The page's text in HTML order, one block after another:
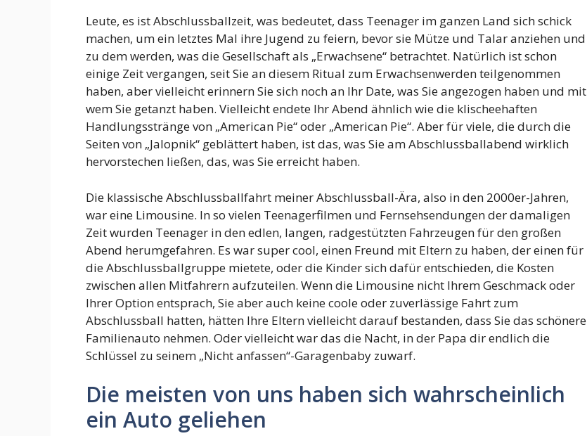
Leute, es ist Abschlussballzeit, was bedeutet, dass Teenager im ganzen Land sich schick
machen, um ein letztes Mal ihre Jugend zu feiern, bevor sie Mütze und Talar anziehen und
zu dem werden, was die Gesellschaft als „Erwachsene“ betrachtet. Natürlich ist schon
einige Zeit vergangen, seit Sie an diesem Ritual zum Erwachsenwerden teilgenommen
haben, aber vielleicht erinnern Sie sich noch an Ihr Date, was Sie angezogen haben und mit
wem Sie getanzt haben. Vielleicht endete Ihr Abend ähnlich wie die klischeehaften
Handlungsstränge von „American Pie“ oder „American Pie“. Aber für viele, die durch die
Seiten von „Jalopnik“ geblättert haben, ist das, was Sie am Abschlussballabend wirklich
hervorstechen ließen, das, was Sie erreicht haben.
Die klassische Abschlussballfahrt meiner Abschlussball-Ära, also in den 2000er-Jahren,
war eine Limousine. In so vielen Teenagerfilmen und Fernsehsendungen der damaligen
Zeit wurden Teenager in den edlen, langen, radgestützten Fahrzeugen für den großen
Abend herumgefahren. Es war super cool, einen Freund mit Eltern zu haben, der einen für
die Abschlussballgruppe mietete, oder die Kinder sich dafür entschieden, die Kosten
zwischen allen Mitfahrern aufzuteilen. Wenn die Limousine nicht Ihrem Geschmack oder
Ihrer Option entsprach, Sie aber auch keine coole oder zuverlässige Fahrt zum
Abschlussball hatten, hätten Ihre Eltern vielleicht darauf bestanden, dass Sie das schönere
Familienauto nehmen. Oder vielleicht war das die Nacht, in der Papa dir endlich die
Schlüssel zu seinem „Nicht anfassen“-Garagenbaby zuwarf.
Die meisten von uns haben sich wahrscheinlich
ein Auto geliehen